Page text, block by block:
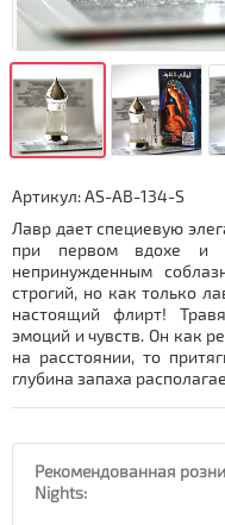
Артикул:AS-AB-134-S
Лавр дает специевую
при первом вдохе и
непринужденным
строгий, но как только
настоящий флирт!
эмоций и чувств. Он как
на расстоянии, то
глубина запаха
Рекомендованная
Nights: